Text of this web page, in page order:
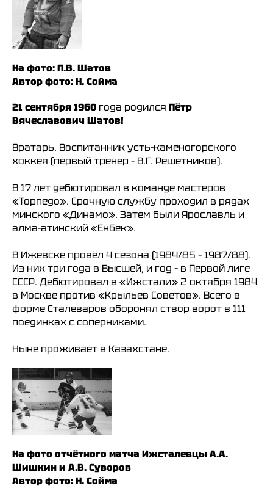
На фото: П.В. Шатов
Автор фото: Н. Сойма
21 сентября 1960 года родился Пётр
Вячеславович Шатов!
Вратарь. Воспитанник усть-каменогорского
хоккея (первый тренер – В.Г. Решетников).
В 17 лет дебютировал в команде мастеров
«Торпедо». Срочную службу проходил в рядах
минского «Динамо». Затем были Ярославль и
алма-атинский «Енбек».
В Ижевске провёл 4 сезона (1984/85 – 1987/88).
Из них три года в Высшей, и год – в Первой лиге
СССР. Дебютировал в «Ижстали» 2 октября 1984
в Москве против «Крыльев Советов». Всего в
форме Сталеваров оборонял створ ворот в 111
поединках с соперниками.
Ныне проживает в Казахстане.
На фото отчётного матча Ижсталевцы А.А.
Шишкин и А.В. Суворов
Автор фото: Н. Сойма